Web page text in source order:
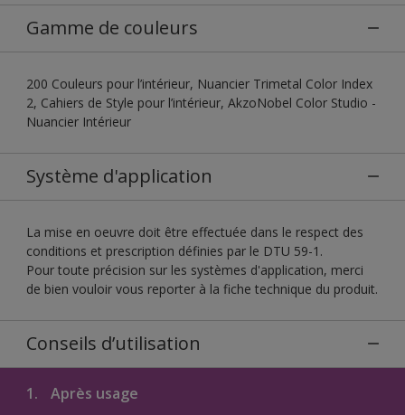
Gamme de couleurs
200 Couleurs pour l’intérieur, Nuancier Trimetal Color Index
2, Cahiers de Style pour l’intérieur, AkzoNobel Color Studio -
Nuancier Intérieur
Système d'application
La mise en oeuvre doit être effectuée dans le respect des
conditions et prescription définies par le DTU 59-1.
Pour toute précision sur les systèmes d'application, merci
de bien vouloir vous reporter à la fiche technique du produit.
Conseils d’utilisation
1. Après usage